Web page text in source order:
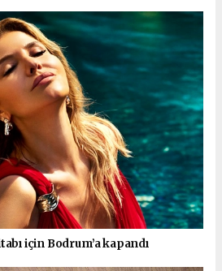
için Bodrum’a kapandı